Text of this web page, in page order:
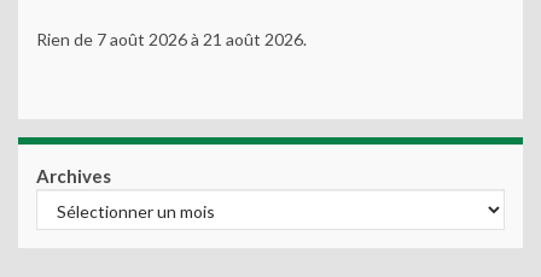
Rien de 7 août 2026 à 21 août 2026.
Archives